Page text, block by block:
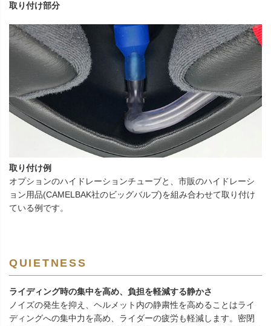
取り付け部分
取り付け例
オプションのハイドレーションチューブと、市販のハイドレーシ
ョン用品(CAMELBAK社のビッグバルブ)を組み合わせて取り付け
ている例です。
QUIETNESS
ライディング時の集中を高め、負担を軽減する静かさ
ノイズの発生を抑え、ヘルメット内の静粛性を高めることはライ
ディングへの集中力を高め、ライダーの疲労も軽減します。密閉